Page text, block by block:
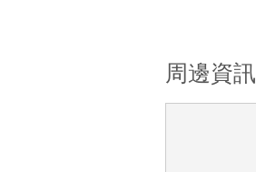
周邊資訊